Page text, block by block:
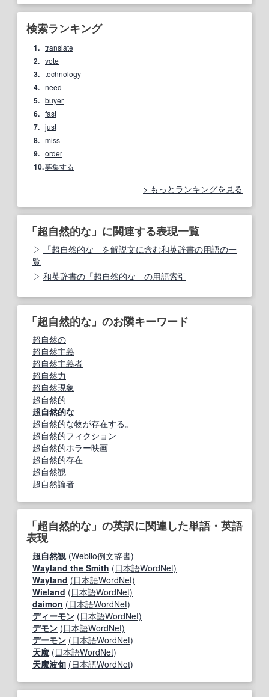
検索ランキング
1. translate
2. vote
3. technology
4. need
5. buyer
6. fast
7. just
8. miss
9. order
10.募集する
もっとランキングを見る
「超自然的な」に関連する表現一覧
「超自然的な」を解説文に含む和英辞書の用語の一
覧
和英辞書の「超自然的な」の用語索引
「超自然的な」のお隣キーワード
超自然の
超自然主義
超自然主義者
超自然力
超自然現象
超自然的
超自然的な
超自然的な物が存在する。
超自然的フィクション
超自然的ホラー映画
超自然的存在
超自然観
超自然論者
「超自然的な」の英訳に関連した単語・英語
表現
超自然観 (Weblio例文辞書)
Wayland the Smith (日本語WordNet)
Wayland (日本語WordNet)
Wieland (日本語WordNet)
daimon (日本語WordNet)
ディーモン (日本語WordNet)
デモン (日本語WordNet)
デーモン (日本語WordNet)
天魔 (日本語WordNet)
天魔波旬 (日本語WordNet)